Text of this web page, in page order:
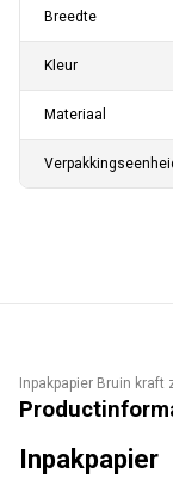
Breedte
Kleur
Materiaal
Inpakpapier Bruin
Inpakpapier